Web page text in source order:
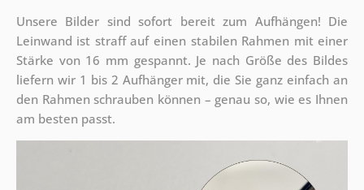
Unsere Bilder sind sofort bereit zum Aufhängen! Die
Leinwand ist straff auf einen stabilen Rahmen mit einer
Stärke von 16 mm gespannt. Je nach Größe des Bildes
liefern wir 1 bis 2 Aufhänger mit, die Sie ganz einfach an
den Rahmen schrauben können – genau so, wie es Ihnen
am besten passt.